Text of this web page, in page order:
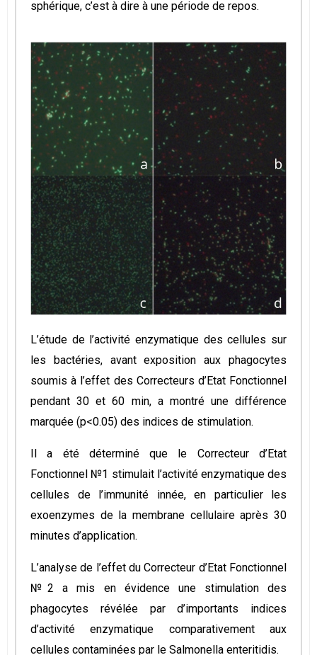
sphérique, c’est à dire à une période de repos.
L’étude de l’activité enzymatique des cellules sur
les bactéries, avant exposition aux phagocytes
soumis à l’effet des Correcteurs d’Etat Fonctionnel
pendant 30 et 60 min, a montré une différence
marquée (р<0.05) des indices de stimulation.
Il a été déterminé que le Correcteur d’Etat
Fonctionnel №1 stimulait l’activité enzymatique des
cellules de l’immunité innée, en particulier les
exoenzymes de la membrane cellulaire après 30
minutes d’application.
L’analyse de l’effet du Correcteur d’Etat Fonctionnel
№2 a mis en évidence une stimulation des
phagocytes révélée par d’importants indices
d’activité enzymatique comparativement aux
cellules contaminées par le Salmonella enteritidis.